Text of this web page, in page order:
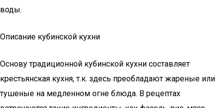
воды.
Описание кубинской кухни
Основу традиционной кубинской кухни составляет
крестьянская кухня, т.к. здесь преобладают жареные или
тушеные на медленном огне блюда. В рецептах